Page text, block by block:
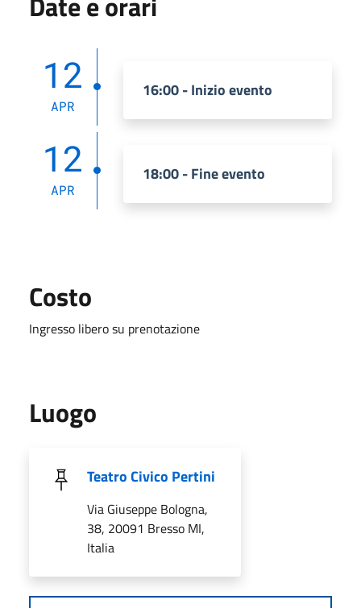
12
APR
16:00 - Inizio evento
12
APR
18:00 - Fine evento
Costo
Ingresso libero su prenotazione
Luogo
Teatro Civico Pertini
Via Giuseppe Bologna,
38, 20091 Bresso MI,
Italia